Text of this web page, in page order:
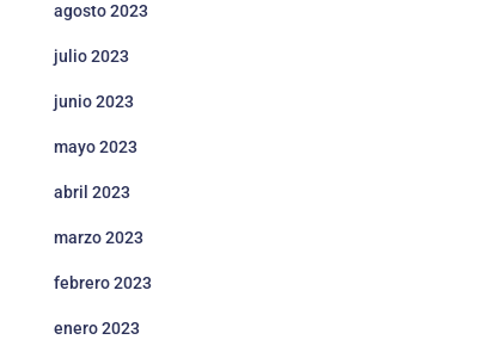
agosto 2023
julio 2023
junio 2023
mayo 2023
abril 2023
marzo 2023
febrero 2023
enero 2023